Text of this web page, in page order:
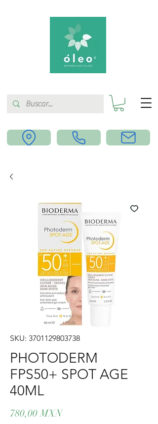
SKU: 3701129803738
PHOTODERM
FPS50+ SPOT AGE
40ML
780,00 MXNPrecio